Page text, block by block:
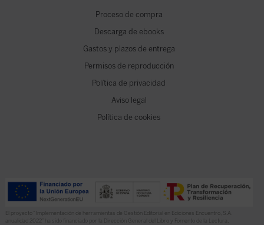
Proceso de compra
Descarga de ebooks
Gastos y plazos de entrega
Permisos de reproducción
Política de privacidad
Aviso legal
Política de cookies
El proyecto “Implementación de herramientas de Gestión Editorial en Ediciones Encuentro, S.A.
anualidad 2022” ha sido financiado por la Dirección General del Libro y Fomento de la Lectura,